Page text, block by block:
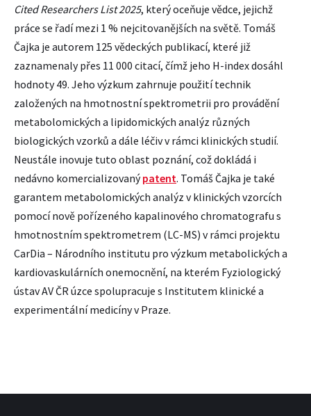
Cited Researchers List 2025, který oceňuje vědce, jejichž
práce se řadí mezi 1 % nejcitovanějších na světě. Tomáš
Čajka je autorem 125 vědeckých publikací, které již
zaznamenaly přes 11 000 citací, čímž jeho H-index dosáhl
hodnoty 49. Jeho výzkum zahrnuje použití technik
založených na hmotnostní spektrometrii pro provádění
metabolomických a lipidomických analýz různých
biologických vzorků a dále léčiv v rámci klinických studií.
Neustále inovuje tuto oblast poznání, což dokládá i
nedávno komercializovanýpatent. Tomáš Čajka je také
garantem metabolomických analýz v klinických vzorcích
pomocí nově pořízeného kapalinového chromatografu s
hmotnostním spektrometrem (LC-MS) v rámci projektu
CarDia – Národního institutu pro výzkum metabolických a
kardiovaskulárních onemocnění, na kterém Fyziologický
ústav AV ČR úzce spolupracuje s Institutem klinické a
experimentální medicíny v Praze.